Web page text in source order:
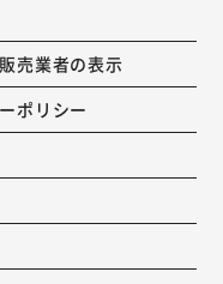
売業者の表示
ポリシー